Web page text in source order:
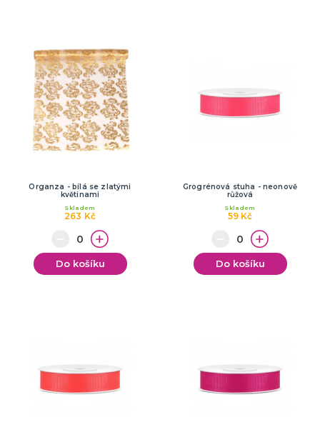
Organza - bílá se zlatými
květinami
263 Kč
Skladem
Do košíku
Grogrénová stuha - neonově
růžová
59 Kč
Skladem
Do košíku